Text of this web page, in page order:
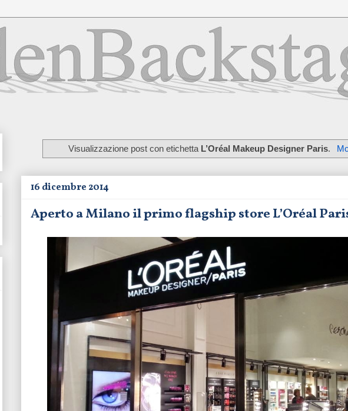
Visualizzazione post con etichetta L’Oréal Makeup Designer Paris.
16 dicembre 2014
Aperto a Milano il primo flagship store L’Oréal